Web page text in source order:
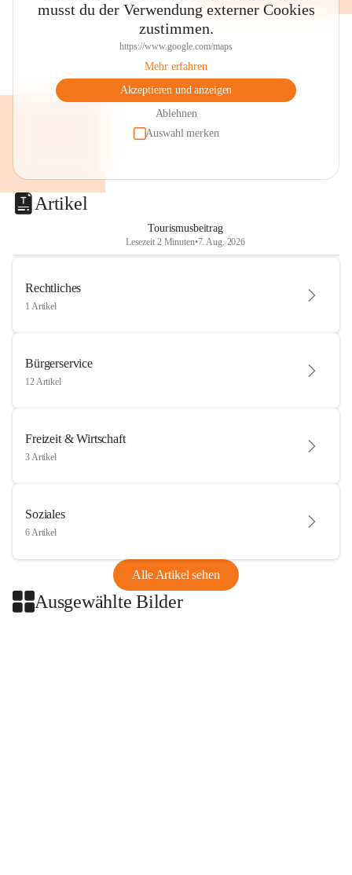
musst du der Verwendung externer Cookies
zustimmen.
https://www.google.com/maps
Mehr erfahren
Akzeptieren und anzeigen
Ablehnen
Auswahl merken
Artikel
Tourismusbeitrag
Lesezeit 2 Minuten•7. Aug. 2026
Rechtliches
1 Artikel
Bürgerservice
12 Artikel
Freizeit & Wirtschaft
3 Artikel
Soziales
6 Artikel
Alle Artikel sehen
Ausgewählte Bilder